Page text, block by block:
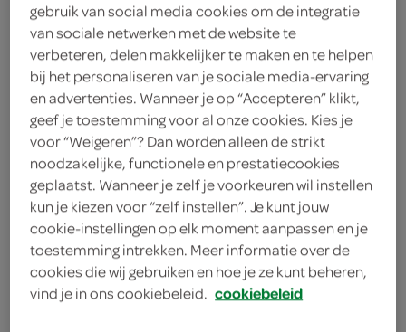
2 takjes munt
4 takjes platte peterselie
100 gram diepvriesdoperwten
600 milliliter groentebouillon
200 gram risottorijst
1 sjalot
1 eetlepel olijfolie
gebruik van social media cookies om de integratie
van sociale netwerken met de website te
verbeteren, delen makkelijker te maken en te helpen
bij het personaliseren van je sociale media-ervaring
en advertenties. Wanneer je op “Accepteren” klikt,
geef je toestemming voor al onze cookies. Kies je
voor “Weigeren”? Dan worden alleen de strikt
noodzakelijke, functionele en prestatiecookies
geplaatst. Wanneer je zelf je voorkeuren wil instellen
kun je kiezen voor “zelf instellen”. Je kunt jouw
cookie-instellingen op elk moment aanpassen en je
toestemming intrekken. Meer informatie over de
cookies die wij gebruiken en hoe je ze kunt beheren,
vind je in ons cookiebeleid. cookiebeleid